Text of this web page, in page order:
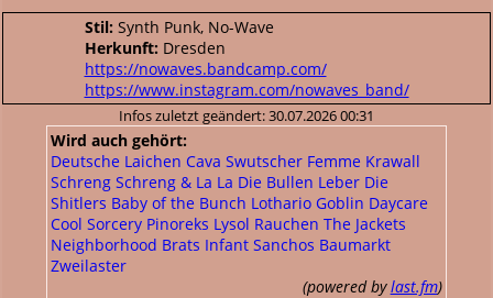
Stil: Synth Punk, No-Wave
Herkunft: Dresden
https://nowaves.bandcamp.com/
https://www.instagram.com/nowaves_band/
Infos zuletzt geändert: 30.07.2026 00:31
Wird auch gehört:
Deutsche Laichen Cava Swutscher Femme Krawall
Schreng Schreng & La La Die Bullen Leber Die
Shitlers Baby of the Bunch Lothario Goblin Daycare
Cool Sorcery Pinoreks Lysol Rauchen The Jackets
Neighborhood Brats Infant Sanchos Baumarkt
Zweilaster
(powered bylast.fm)